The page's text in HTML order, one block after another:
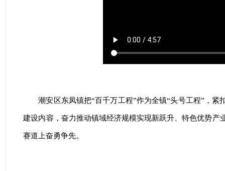
潮安区东凤镇把“百千万工程”作为全镇“头号工程”，
建设内容，奋力推动镇域经济规模实现新跃升、特色优势
赛道上奋勇争先。